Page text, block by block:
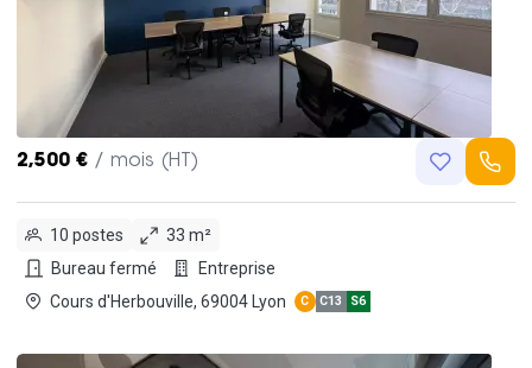
2,500 € / mois (HT)
10 postes
33 m²
Bureau fermé
Entreprise
Cours d'Herbouville, 69004 Lyon
C C13 S6